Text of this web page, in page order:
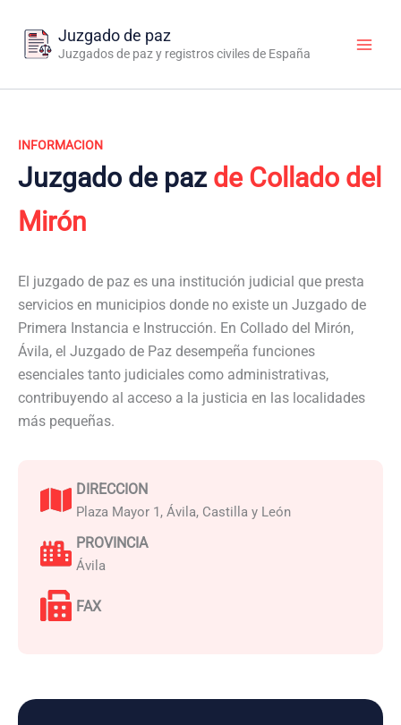
contenido
Juzgado de paz
Juzgados de paz y registros civiles de España
INFORMACION
Juzgado de paz de Collado del
Mirón
El juzgado de paz es una institución judicial que presta
servicios en municipios donde no existe un Juzgado de
Primera Instancia e Instrucción. En Collado del Mirón,
Ávila, el Juzgado de Paz desempeña funciones
esenciales tanto judiciales como administrativas,
contribuyendo al acceso a la justicia en las localidades
más pequeñas.
DIRECCION
Plaza Mayor 1, Ávila, Castilla y León
PROVINCIA
Ávila
FAX